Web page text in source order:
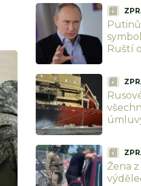
Ruští
sami
Žena